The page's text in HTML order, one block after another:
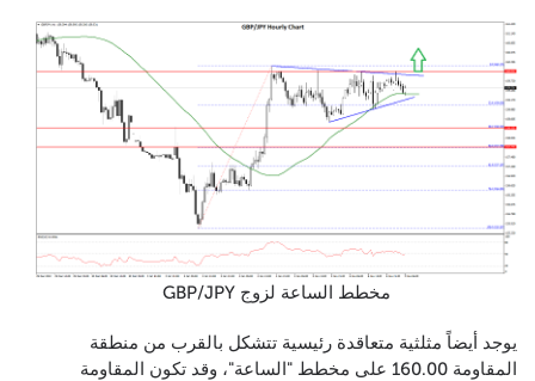
مخطط الساعة لزوج GBP/JPY
يوجد أيضاً مثلثية متعاقدة رئيسية تتشكل بالقرب من منطقة
المقاومة 160.00 على مخطط "الساعة"، وقد تكون المقاومة